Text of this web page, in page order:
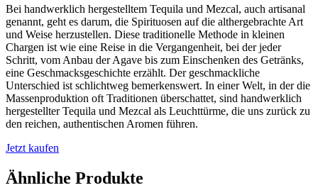
Bei handwerklich hergestelltem Tequila und Mezcal, auch artisanal
genannt, geht es darum, die Spirituosen auf die althergebrachte Art
und Weise herzustellen. Diese traditionelle Methode in kleinen
Chargen ist wie eine Reise in die Vergangenheit, bei der jeder
Schritt, vom Anbau der Agave bis zum Einschenken des Getränks,
eine Geschmacksgeschichte erzählt. Der geschmackliche
Unterschied ist schlichtweg bemerkenswert. In einer Welt, in der die
Massenproduktion oft Traditionen überschattet, sind handwerklich
hergestellter Tequila und Mezcal als Leuchttürme, die uns zurück zu
den reichen, authentischen Aromen führen.
Jetzt kaufen
Ähnliche Produkte